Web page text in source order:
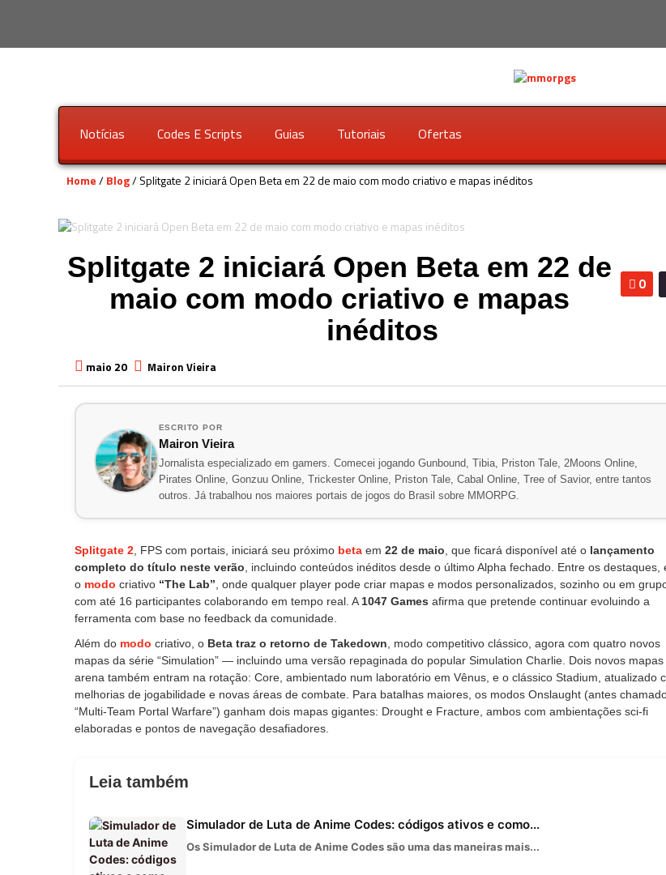
Notícias Codes E Scripts Guias Tutoriais Ofertas
Home/Blog/ Splitgate 2 iniciará Open Beta em 22 de maio com modo criativo e mapas inéditos
0
Splitgate 2 iniciará Open Beta em 22 de
maio com modo criativo e mapas
inéditos
maio 20 Mairon Vieira
ESCRITO POR
Mairon Vieira
Jornalista especializado em gamers. Comecei jogando Gunbound, Tibia, Priston Tale, 2Moons Online,
Pirates Online, Gonzuu Online, Trickester Online, Priston Tale, Cabal Online, Tree of Savior, entre tantos
outros. Já trabalhou nos maiores portais de jogos do Brasil sobre MMORPG.
Splitgate 2 , FPS com portais, iniciará seu próximo beta em 22 de maio , que ficará disponível até o lançamento
completo do título neste verão , incluindo conteúdos inéditos desde o último Alpha fechado. Entre os destaques,
o modo criativo “The Lab” , onde qualquer player pode criar mapas e modos personalizados, sozinho ou em
com até 16 participantes colaborando em tempo real. A 1047 Games afirma que pretende continuar evoluindo a
ferramenta com base no feedback da comunidade.
Além do modo criativo, o Beta traz o retorno de Takedown , modo competitivo clássico, agora com quatro novos
mapas da série “Simulation” — incluindo uma versão repaginada do popular Simulation Charlie. Dois novos mapas
arena também entram na rotação: Core, ambientado num laboratório em Vênus, e o clássico Stadium, atualizado
melhorias de jogabilidade e novas áreas de combate. Para batalhas maiores, os modos Onslaught (antes
“Multi-Team Portal Warfare”) ganham dois mapas gigantes: Drought e Fracture, ambos com ambientações sci-fi
elaboradas e pontos de navegação desafiadores.
Leia também
Simulador de Luta de Anime Codes: códigos ativos e como...
Os Simulador de Luta de Anime Codes são uma das maneiras mais...